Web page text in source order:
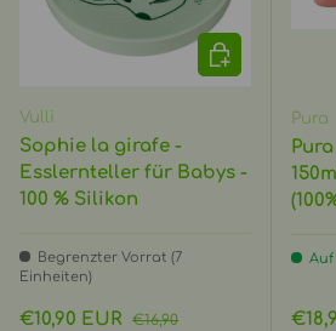
Vulli
Sophie la girafe -
Esslernteller für Babys -
100 % Silikon
Begrenzter Vorrat (7
Einheiten)
Verkaufspreis
€10,90 EUR Normaler Preis
€16,90
OPTIONEN
Pura